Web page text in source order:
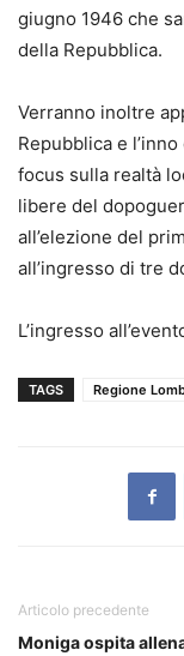
giugno 1946 che
della Repubblica.
Verranno inoltre
Repubblica e
focus sulla realtà
libere del
all’elezione del
all’ingresso di tre
L’ingresso
TAGS Regione
Articolo precedente
Moniga ospita